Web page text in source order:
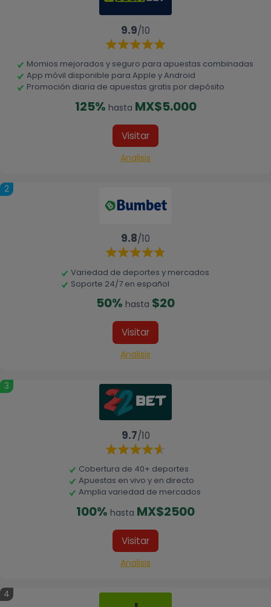
9.9/10
Momios mejorados y seguro para apuestas combinadas
App móvil disponible para Apple y Android
Promoción diaria de apuestas gratis por depósito
125% hasta MX$5.000
Visitar
Analisis
2
9.8/10
Variedad de deportes y mercados
Soporte 24/7 en español
50% hasta $20
Visitar
Analisis
3
9.7/10
Cobertura de 40+ deportes
Apuestas en vivo y en directo
Amplia variedad de mercados
100% hasta MX$2500
Visitar
Analisis
4